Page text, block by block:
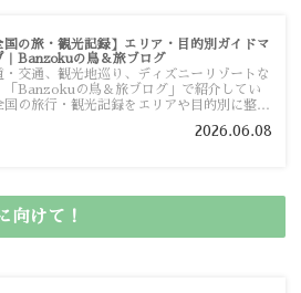
国の旅・観光記録】エリア・目的別ガイドマ
｜Banzokuの鳥＆旅ブログ
・交通、観光地巡り、ディズニーリゾートな
「Banzokuの鳥＆旅ブログ」で紹介してい
国の旅行・観光記録をエリアや目的別に整理
ドマップからスムーズに見つけていただけま
2026.06.08
向けて！